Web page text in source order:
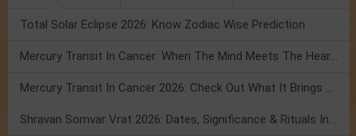
Total Solar Eclipse 2026: Know Zodiac Wise Prediction
Mercury Transit In Cancer: When The Mind Meets The Heart!
Mercury Transit In Cancer 2026: Check Out What It Brings For You
Shravan Somvar Vrat 2026: Dates, Significance & Rituals In August